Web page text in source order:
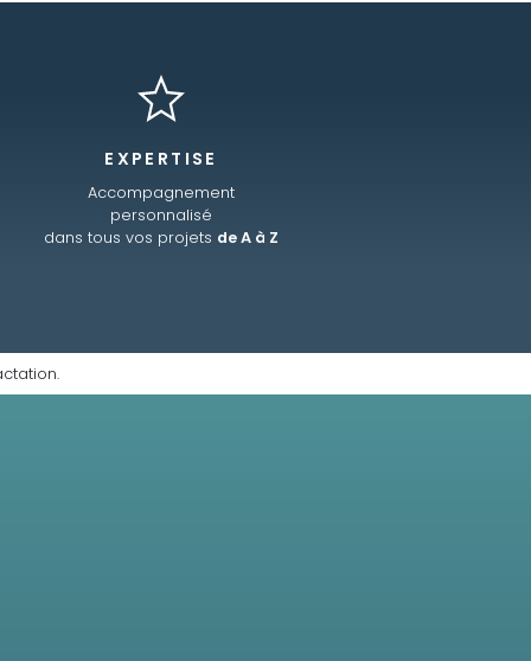
EXPERTISE
Accompagnement
personnalisé
dans tous vos projets de A à Z